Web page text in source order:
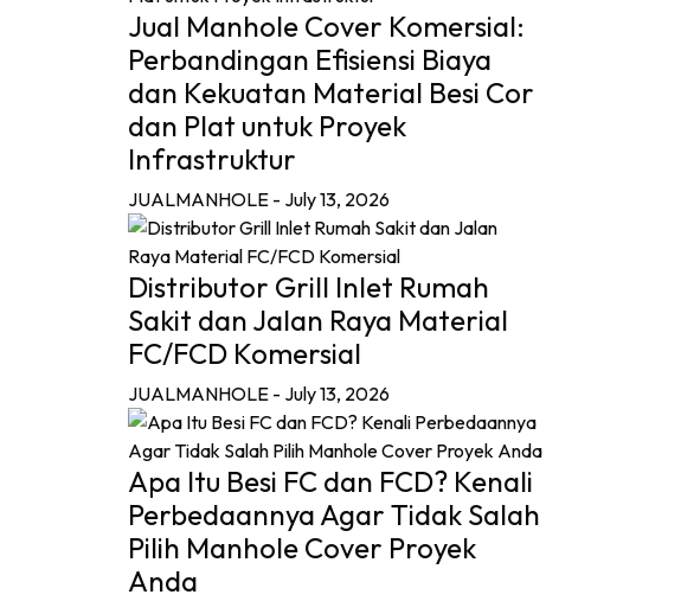
Jual Manhole Cover Komersial:
Perbandingan Efisiensi Biaya
dan Kekuatan Material Besi Cor
dan Plat untuk Proyek
Infrastruktur
JUALMANHOLE - July 13, 2026
Distributor Grill Inlet Rumah
Sakit dan Jalan Raya Material
FC/FCD Komersial
JUALMANHOLE - July 13, 2026
Apa Itu Besi FC dan FCD? Kenali
Perbedaannya Agar Tidak Salah
Pilih Manhole Cover Proyek
Anda